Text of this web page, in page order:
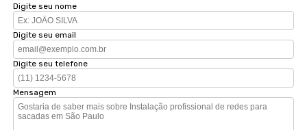
Digite seu nome
Digite seu email
Digite seu telefone
Mensagem